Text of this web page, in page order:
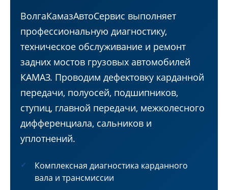
ВолгаКамазАвтоСервис выполняет
профессиональную диагностику,
техническое обслуживание и ремонт
задних мостов грузовых автомобилей
КАМАЗ. Проводим дефектовку карданной
передачи, полуосей, подшипников,
ступиц, главной передачи, межколесного
дифференциала, сальников и
уплотнений.
Комплексная диагностика карданного
вала и трансмиссии